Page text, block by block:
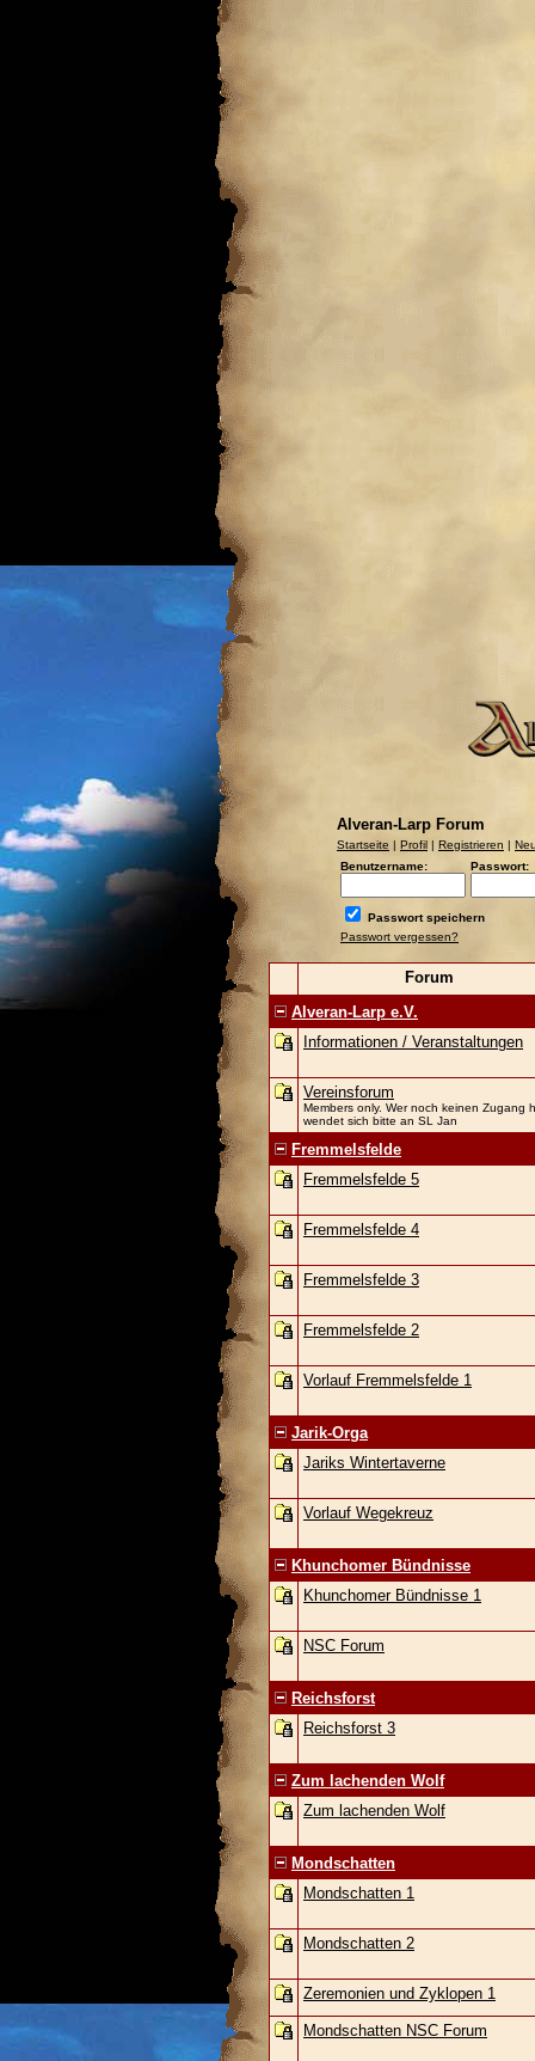
Alveran-Larp Forum
Startseite | Profil | Registrieren |
Benutzername:
Passwort:
Passwort speichern
Passwort vergessen?
Forum
Alveran-Larp e.V.
Informationen / Veranstaltungen
Vereinsforum
Members only. Wer noch keinen Zugang
wendet sich bitte an SL Jan
Fremmelsfelde
Fremmelsfelde 5
Fremmelsfelde 4
Fremmelsfelde 3
Fremmelsfelde 2
Vorlauf Fremmelsfelde 1
Jarik-Orga
Jariks Wintertaverne
Vorlauf Wegekreuz
Khunchomer Bündnisse
Khunchomer Bündnisse 1
NSC Forum
Reichsforst
Reichsforst 3
Zum lachenden Wolf
Zum lachenden Wolf
Mondschatten
Mondschatten 1
Mondschatten 2
Zeremonien und Zyklopen 1
Mondschatten NSC Forum